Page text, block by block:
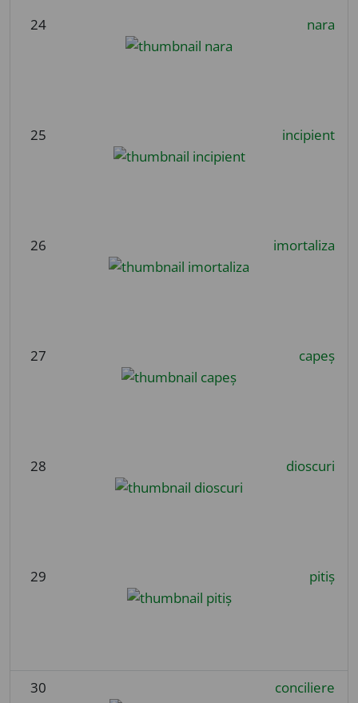
24 nara
25 incipient
26 imortaliza
27 capeș
28 dioscuri
29 pitiș
30 conciliere